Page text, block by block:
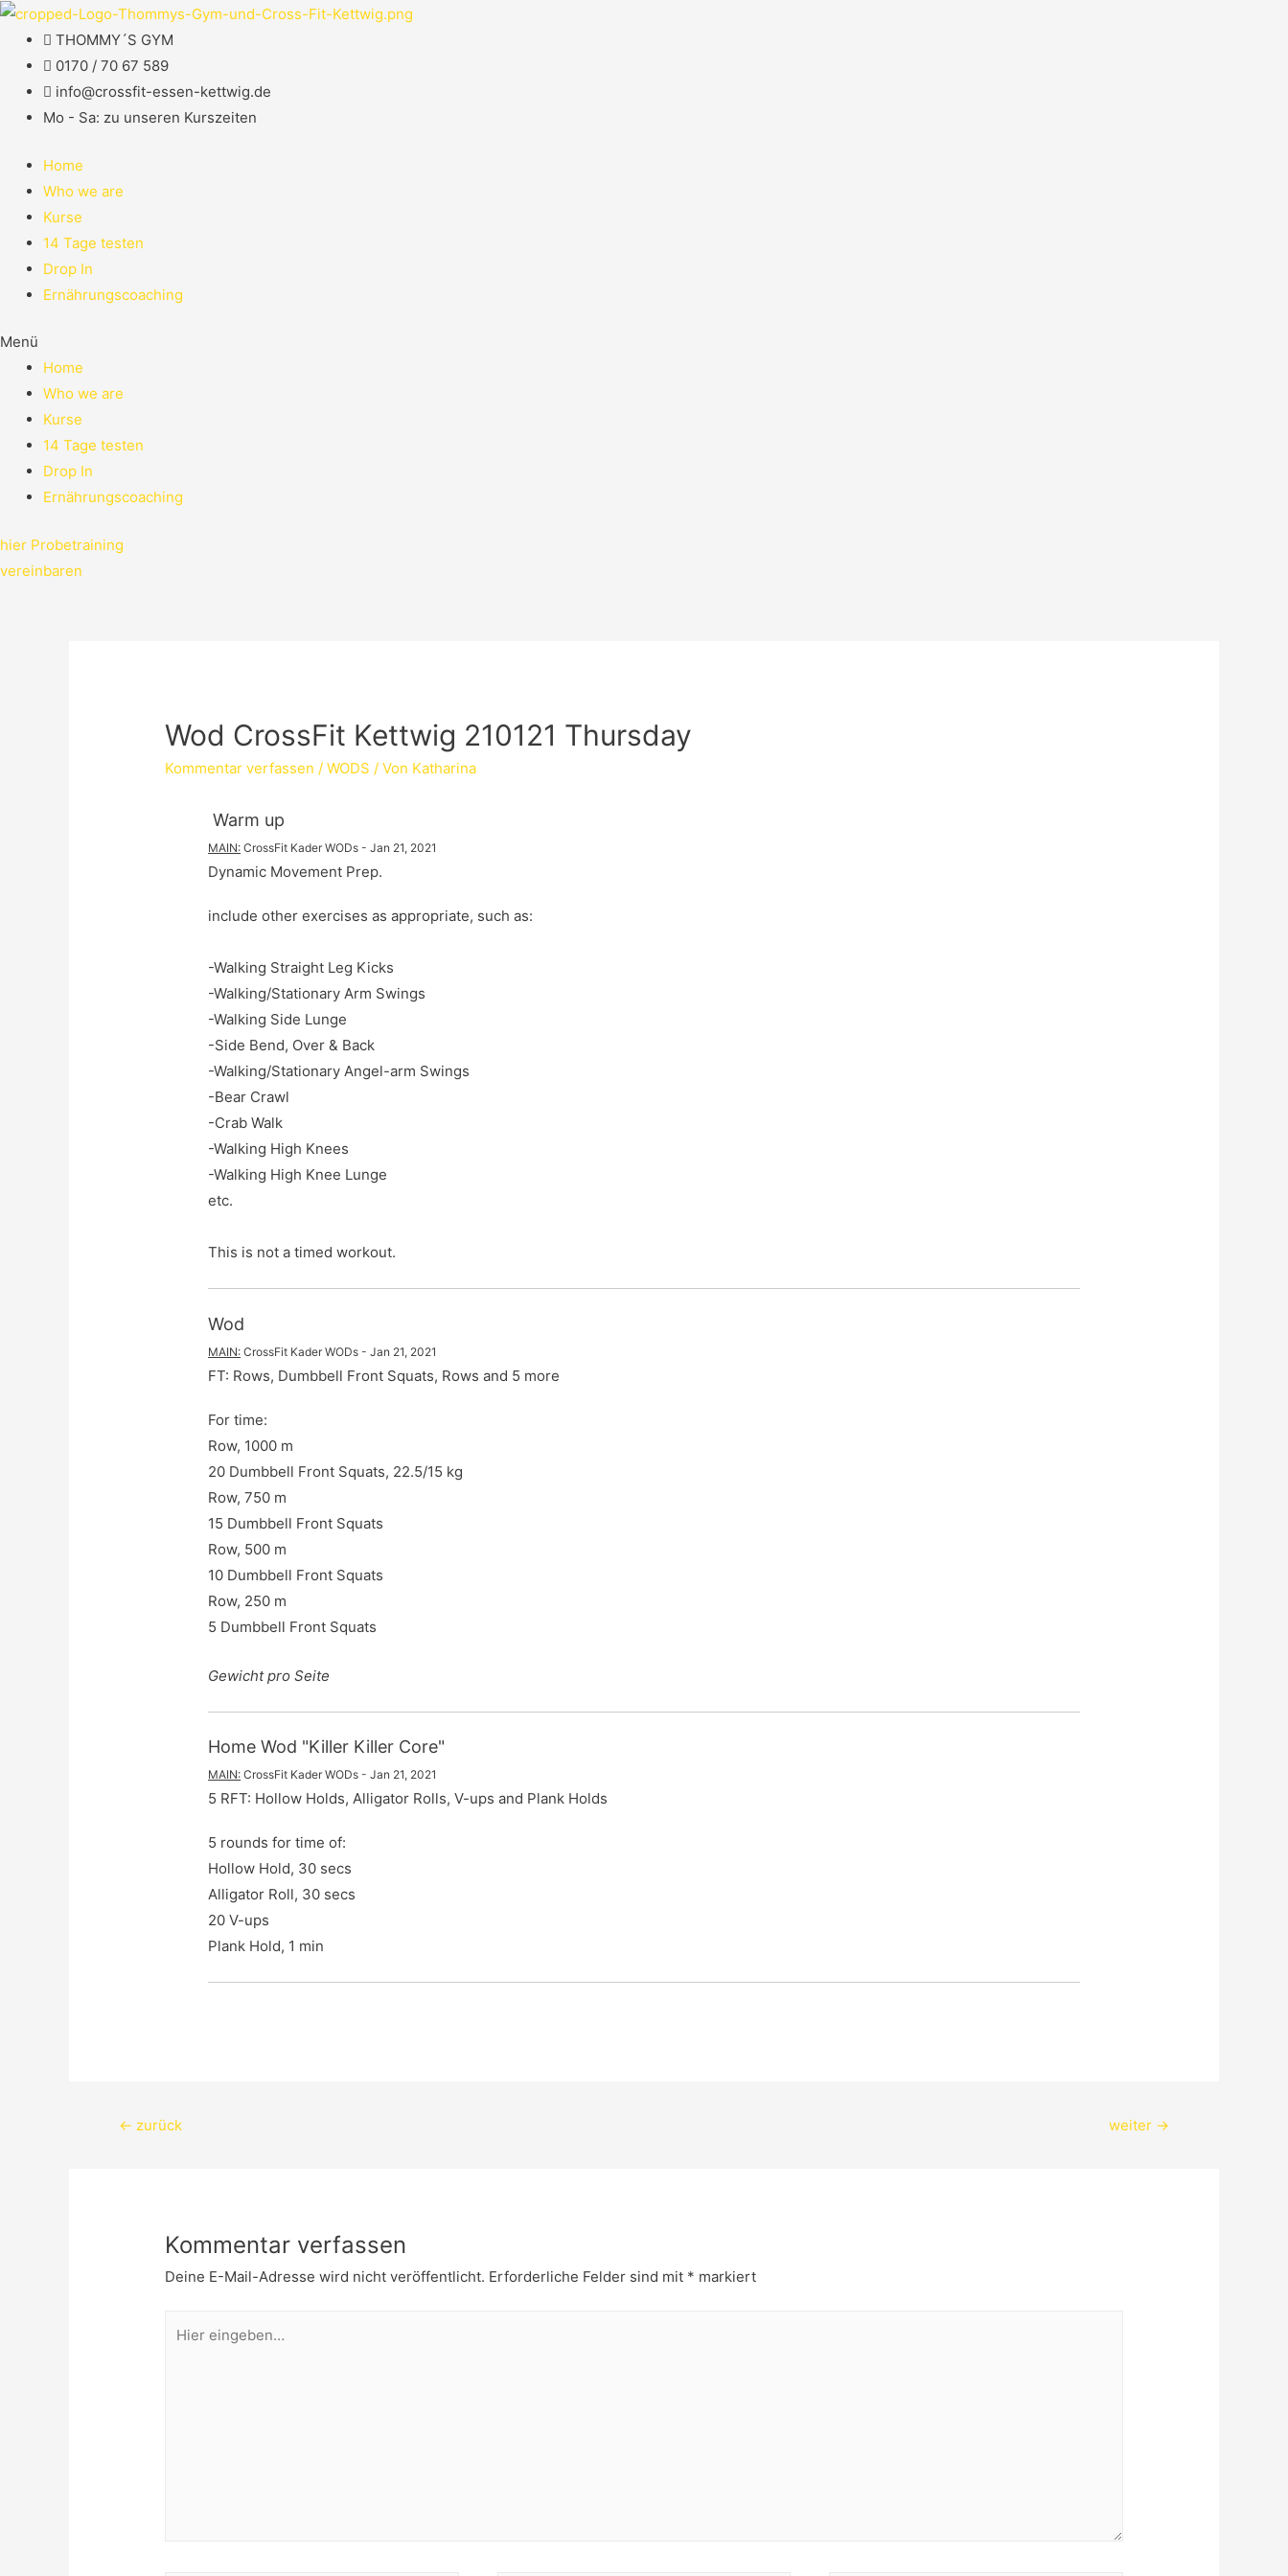
THOMMY´S GYM
0170 / 70 67 589​
info@crossfit-essen-kettwig.de
Mo - Sa: zu unseren Kurszeiten
Home
Who we are
Kurse
14 Tage testen
Drop In
Ernährungscoaching
Menü
Home
Who we are
Kurse
14 Tage testen
Drop In
Ernährungscoaching
hier Probetraining
vereinbaren
Wod CrossFit Kettwig 210121 Thursday
Kommentar verfassen /WODS / Von Katharina
Warm up
MAIN: CrossFit Kader WODs - Jan 21, 2021
Dynamic Movement Prep.
include other exercises as appropriate, such as:
-Walking Straight Leg Kicks
-Walking/Stationary Arm Swings
-Walking Side Lunge
-Side Bend, Over & Back
-Walking/Stationary Angel-arm Swings
-Bear Crawl
-Crab Walk
-Walking High Knees
-Walking High Knee Lunge
etc.
This is not a timed workout.
Wod
MAIN: CrossFit Kader WODs - Jan 21, 2021
FT: Rows, Dumbbell Front Squats, Rows and 5 more
For time:
Row, 1000 m
20 Dumbbell Front Squats, 22.5/15 kg
Row, 750 m
15 Dumbbell Front Squats
Row, 500 m
10 Dumbbell Front Squats
Row, 250 m
5 Dumbbell Front Squats
Gewicht pro Seite
Home Wod "Killer Killer Core"
MAIN: CrossFit Kader WODs - Jan 21, 2021
5 RFT: Hollow Holds, Alligator Rolls, V-ups and Plank Holds
5 rounds for time of:
Hollow Hold, 30 secs
Alligator Roll, 30 secs
20 V-ups
Plank Hold, 1 min
Beitragsnavigation
← zurück weiter →
Kommentar verfassen
Deine E-Mail-Adresse wird nicht veröffentlicht. Erforderliche Felder sind mit * markiert
eingeben…